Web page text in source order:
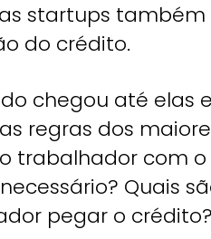
startups
do crédito.
chegou até elas
regras dos
trabalhador com
Quais
pegar o crédito?